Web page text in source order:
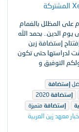
إفتتاح إستضافة XenArabia المشتركة
على المظلل بالغمام
الدين.. بحمد الله
إستضافة زين
لدراستها حتى تكون
التوفيق و
إستضافة
إستضافة
إستضافة متميزة
معهد زين العربية